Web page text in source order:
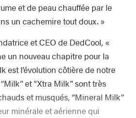
et de peau chauffée par le
un cachemire tout doux. »
et CEO de DedCool, «
un nouveau chapitre pour la
est l’évolution côtière de notre
et “Xtra Milk” sont très
et musqués, “Mineral Milk”
minérale et aérienne qui